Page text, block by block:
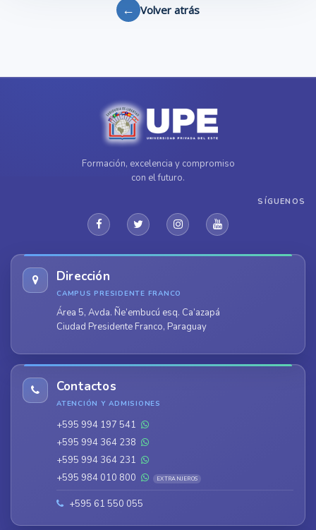
← Volver atrás
Formación, excelencia y compromiso
con el futuro.
SÍGUENOS
Dirección
CAMPUS PRESIDENTE FRANCO
Área 5, Avda. Ñe’embucú esq. Ca’azapá
Ciudad Presidente Franco, Paraguay
Contactos
ATENCIÓN Y ADMISIONES
+595 994 197 541
+595 994 364 238
+595 994 364 231
+595 984 010 800
EXTRANJEROS
+595 61 550 055